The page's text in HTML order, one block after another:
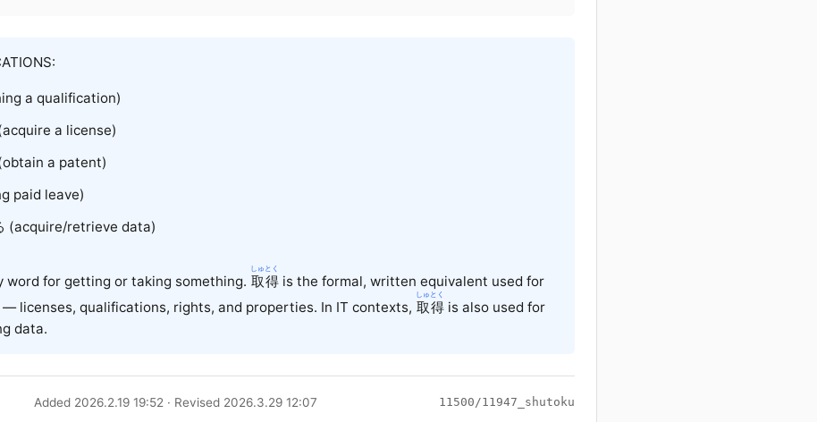
a qualification)
a license)
a patent)
paid leave)
(acquire/retrieve data)
word for getting or taking something. 取得
しゅとく
is the formal, written equivalent used for
licenses, qualifications, rights, and properties. In IT contexts, 取得
しゅとく
is also used for
data.
Added 2026.2.19 19:52 · Revised 2026.3.29 12:07 11500/11947_shutoku